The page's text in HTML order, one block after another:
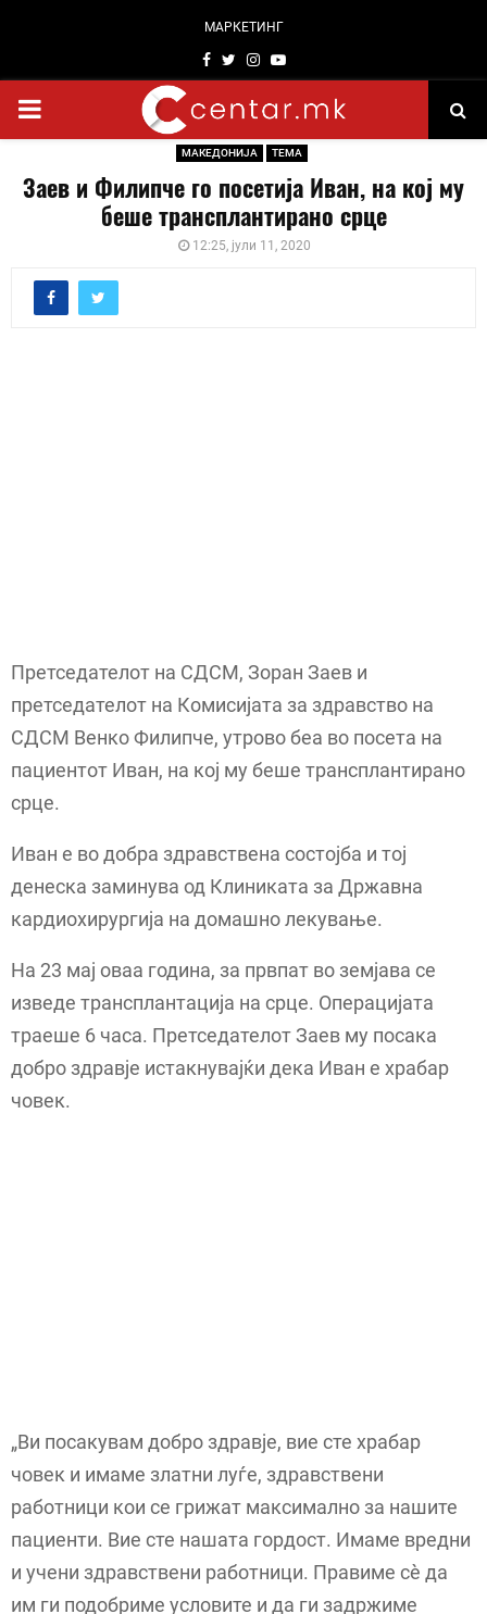
МАРКЕТИНГ
Facebook
TwitterInstagram
Youtube
PRIMARY
МАКЕДОНИЈА ТЕМА
Заев и Филипче го посетија Иван, на кој му
беше трансплантирано срце
12:25, јули 11, 2020
Претседателот на СДСМ, Зоран Заев и
претседателот на Комисијата за здравство на
СДСМ Венко Филипче, утрово беа во посета на
пациентот Иван, на кој му беше трансплантирано
срце.
Иван е во добра здравствена состојба и тој
денеска заминува од Клиниката за Државна
кардиохирургија на домашно лекување.
На 23 мај оваа година, за првпат во земјава се
изведе трансплантација на срце. Операцијата
траеше 6 часа. Претседателот Заев му посака
добро здравје истакнувајќи дека Иван е храбар
човек.
„Ви посакувам добро здравје, вие сте храбар
човек и имаме златни луѓе, здравствени
работници кои се грижат максимално за нашите
пациенти. Вие сте нашата гордост. Имаме вредни
и учени здравствени работници. Правиме сѐ да
им ги подобриме условите и да ги задржиме